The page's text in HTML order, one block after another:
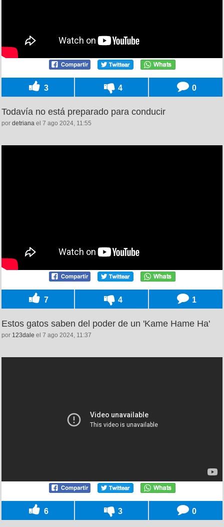
3 4 0
Todavía no está preparado para conducir
por detriana el 7 ago 2024, 11:55
7 4 1
Estos gatos saben del poder de un 'Kame Hame Ha'
por 123dale el 7 ago 2024, 11:37
6 3 0